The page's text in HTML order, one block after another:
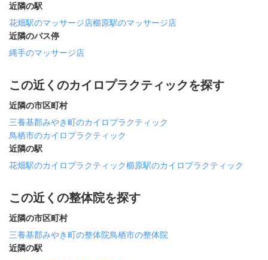
近隣の駅
花畑駅のマッサージ店櫛原駅のマッサージ店
近隣のバス停
縄手のマッサージ店
この近くのカイロプラクティックを探す
近隣の市区町村
三養基郡みやき町のカイロプラクティック
鳥栖市のカイロプラクティック
近隣の駅
花畑駅のカイロプラクティック櫛原駅のカイロプラクティック
この近くの整体院を探す
近隣の市区町村
三養基郡みやき町の整体院鳥栖市の整体院
近隣の駅